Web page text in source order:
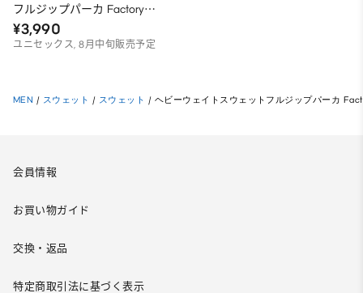
フルジップパーカ Factory
Records PF
¥3,990
ユニセックス, 8月中旬販売予定
MEN / スウェット / スウェット / ヘビーウェイトスウェットフルジップパーカ
会員情報
お買い物ガイド
交換・返品
特定商取引法に基づく表示